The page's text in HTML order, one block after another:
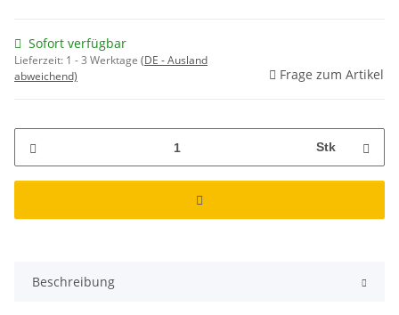
Sofort verfügbar
Lieferzeit: 1 - 3 Werktage (DE - Ausland
abweichend)
Frage zum Artikel
Stk
Beschreibung